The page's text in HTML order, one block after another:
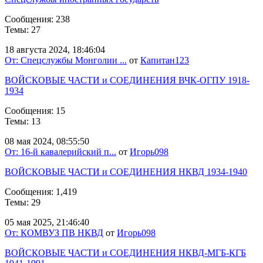
Сообщения: 238
Темы: 27
18 августа 2024, 18:46:04
От: Спецслужбы Монголии ... от Капитан123
ВОЙСКОВЫЕ ЧАСТИ и СОЕДИНЕНИЯ ВЧК-ОГПУ 1918-
1934
Сообщения: 15
Темы: 13
08 мая 2024, 08:55:50
От: 16-й кавалерийский п... от Игорь098
ВОЙСКОВЫЕ ЧАСТИ и СОЕДИНЕНИЯ НКВД 1934-1940
Сообщения: 1,419
Темы: 29
05 мая 2025, 21:46:40
От: КОМВУЗ ПВ НКВД от Игорь098
ВОЙСКОВЫЕ ЧАСТИ и СОЕДИНЕНИЯ НКВД-МГБ-КГБ